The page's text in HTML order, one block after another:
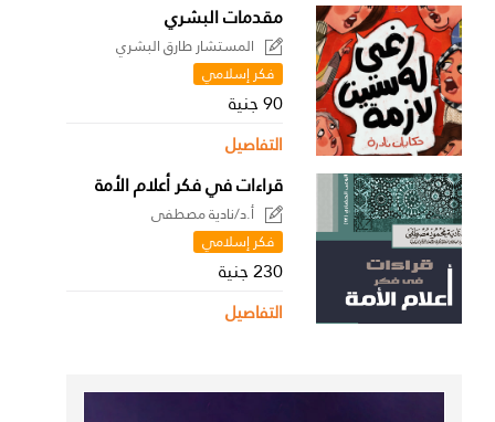
مقدمات البشري
المستشار طارق البشري
فكر إسلامي
90 جنية
التفاصيل
قراءات في فكر أعلام الأمة
أ.د/نادية مصطفى
فكر إسلامي
230 جنية
التفاصيل